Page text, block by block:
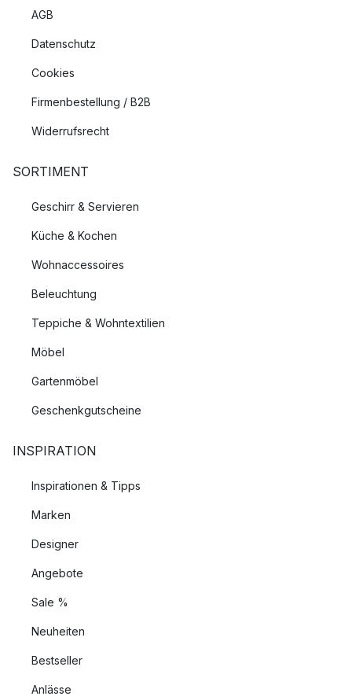
AGB
Datenschutz
Cookies
Firmenbestellung / B2B
Widerrufsrecht
SORTIMENT
Geschirr & Servieren
Küche & Kochen
Wohnaccessoires
Beleuchtung
Teppiche & Wohntextilien
Möbel
Gartenmöbel
Geschenkgutscheine
INSPIRATION
Inspirationen & Tipps
Marken
Designer
Angebote
Sale %
Neuheiten
Bestseller
Anlässe